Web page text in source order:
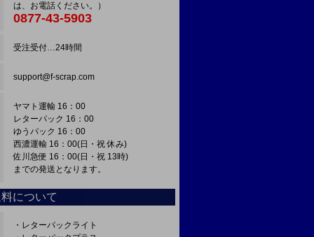
は、お電話ください。）
0877-43-5903
受注受付…24時間
support@f-scrap.com
ヤマト運輸 16：00
レターパック 16：00
ゆうパック 16：00
西濃運輸 16：00(日・祝 休み)
佐川急便 16：00(日・祝 13時)
までの発送となります。
について
・レターパックライト